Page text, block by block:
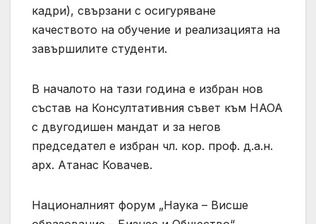
кадри), свързани с осигуряване
качеството на обучение и реализацията на
завършилите студенти.
В началото на тази година е избран нов
състав на Консултативния съвет към НАОА
с двугодишен мандат и за негов
председател е избран чл. кор. проф. д.а.н.
арх. Атанас Ковачев.
Националният форум „Наука – Висше